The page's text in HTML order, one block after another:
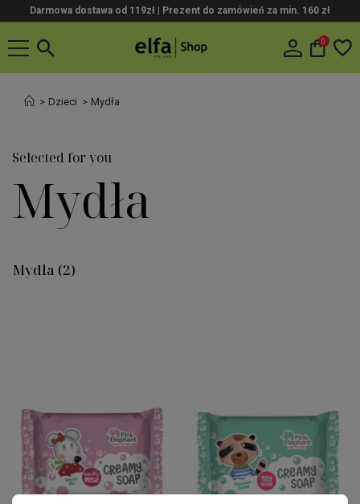
Darmowa dostawa od 119zł | Prezent do zamówień za min. 160 zł
0
Dzieci Mydła
Selected for you
Mydła
Mydła (2)